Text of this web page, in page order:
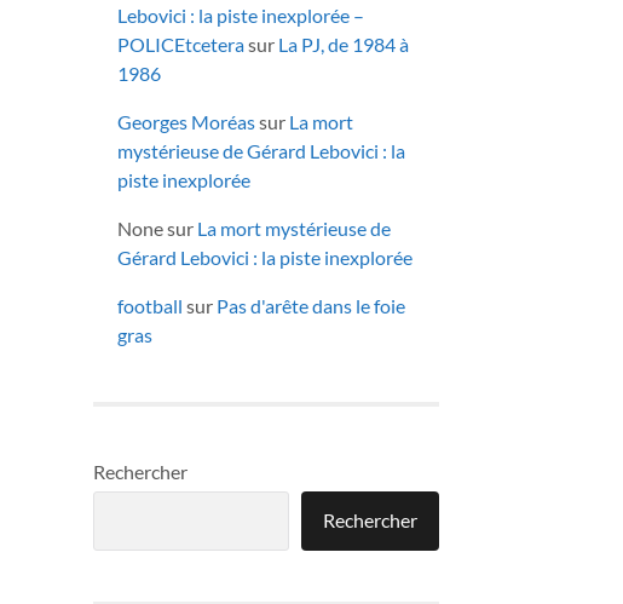
Lebovici : la piste inexplorée –
POLICEtceterasur La PJ, de 1984 à
1986
Georges Moréassur La mort
mystérieuse de Gérard Lebovici : la
piste inexplorée
Nonesur La mort mystérieuse de
Gérard Lebovici : la piste inexplorée
football sur Pas d'arête dans le foie
gras
Rechercher
Rechercher